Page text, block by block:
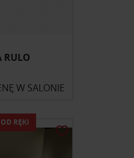
RULO
W SALONIE
RĘKI